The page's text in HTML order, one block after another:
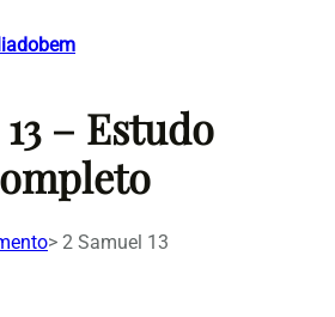
– Estudo
> 2 Samuel 13